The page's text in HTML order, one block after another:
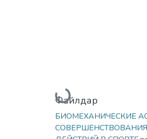
Жүктеу...
Файлдар
БИОМЕХАНИЧЕСКИЕ